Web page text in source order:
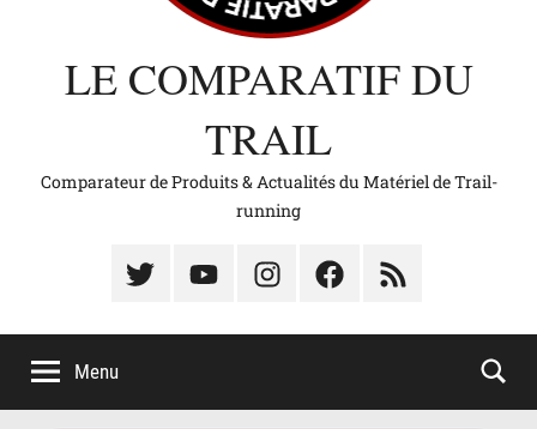
LE COMPARATIF DU
TRAIL
Comparateur de Produits & Actualités du Matériel de Trail-
running
Élément
menu
Élément
menu
Élément
menu
Élément
menu
Élément
menu
Menu